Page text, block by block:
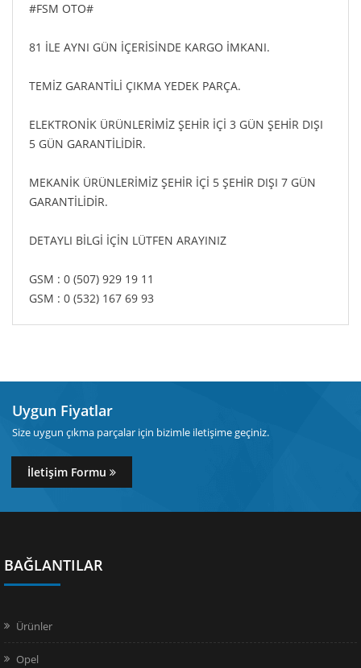
#FSM OTO#
81 İLE AYNI GÜN İÇERİSİNDE KARGO İMKANI.
TEMİZ GARANTİLİ ÇIKMA YEDEK PARÇA.
ELEKTRONİK ÜRÜNLERİMİZ ŞEHİR İÇİ 3 GÜN ŞEHİR DIŞI
5 GÜN GARANTİLİDİR.
MEKANİK ÜRÜNLERİMİZ ŞEHİR İÇİ 5 ŞEHİR DIŞI 7 GÜN
GARANTİLİDİR.
DETAYLI BİLGİ İÇİN LÜTFEN ARAYINIZ
GSM : 0 (507) 929 19 11
GSM : 0 (532) 167 69 93
Uygun Fiyatlar
Size uygun çıkma parçalar için bizimle iletişime geçiniz.
İletişim Formu
BAĞLANTILAR
Ürünler
Opel